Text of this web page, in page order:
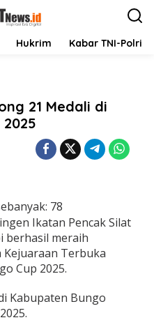
Hukrim Kabar TNI-Polri
21 Medali di
78
Ikatan Pencak Silat
berhasil meraih
Terbuka
Cup 2025.
Kabupaten Bungo